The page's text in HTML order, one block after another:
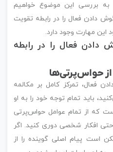
بررسی این موضوع خواهیم
فعال را در رابطه تقویت
مهارت وجود دارد.
حواس‌پرتی‌ها
فعال، تمرکز کامل بر مکالمه
باید تمام توجه خود را به او
که از تمام عوامل حواس‌پرتی
حتی افکار شخصی دوری کنید. اگر
است پیام اصلی گوینده را از